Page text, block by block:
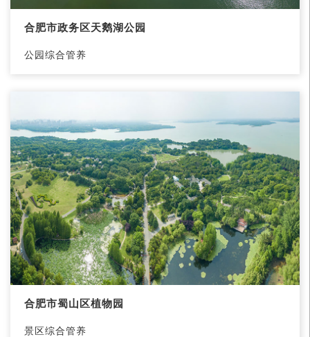
合肥市政务区天鹅湖公园
公园综合管养
合肥市蜀山区植物园
景区综合管养